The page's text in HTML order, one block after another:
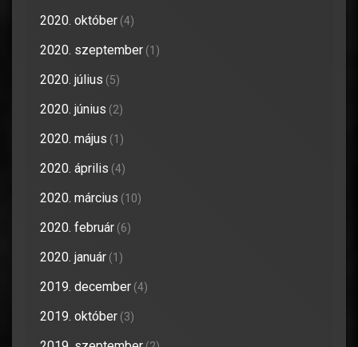
2020. október (4)
2020. szeptember (1)
2020. július (5)
2020. június (2)
2020. május (1)
2020. április (4)
2020. március (10)
2020. február (6)
2020. január (1)
2019. december (4)
2019. október (3)